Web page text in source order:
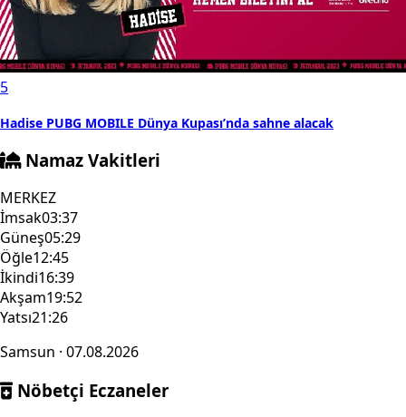
5
Hadise PUBG MOBILE Dünya Kupası’nda sahne alacak
Namaz Vakitleri
MERKEZ
İmsak03:37
Güneş05:29
Öğle12:45
İkindi16:39
Akşam19:52
Yatsı21:26
Samsun · 07.08.2026
Nöbetçi Eczaneler